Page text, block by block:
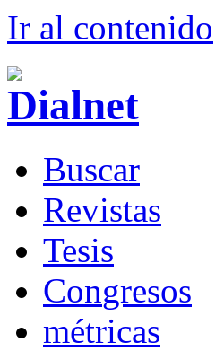
Ir al contenido
Buscar
Revistas
Tesis
Congresos
métricas